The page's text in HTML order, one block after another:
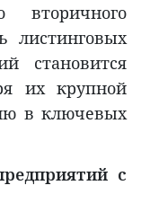
вторичного
листинговых
становится
их крупной
в ключевых
с